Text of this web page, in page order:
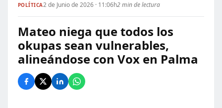
POLÍTICA2 de Junio de 2026 · 11:06h2 min de lectura
Mateo niega que todos los
okupas sean vulnerables,
alineándose con Vox en Palma